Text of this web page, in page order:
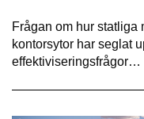
Frågan om hur statliga
kontorsytor har seglat
effektiviseringsfrågor…